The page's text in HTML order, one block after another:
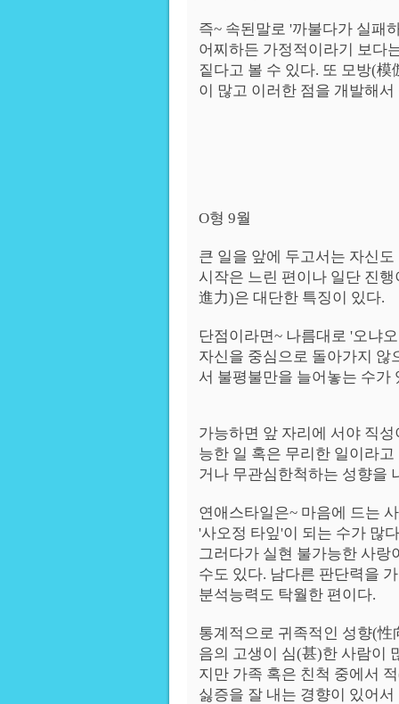
즉~ 속된말로 '까불다가 실패
어찌하든 가정적이라기 보다
짙다고 볼 수 있다. 또 모방(
이 많고 이러한 점을 개발해
O형 9월
큰 일을 앞에 두고서는 자신
시작은 느린 편이나 일단 진
進力)은 대단한 특징이 있다.
단점이라면~ 나름대로 '오냐
자신을 중심으로 돌아가지
서 불평불만을 늘어놓는 수가
가능하면 앞 자리에 서야 직
능한 일 혹은 무리한 일이라
거나 무관심한척하는 성향을
연애스타일은~ 마음에 드는
'사오정 타잎'이 되는 수가 많
그러다가 실현 불가능한 사랑
수도 있다. 남다른 판단력을
분석능력도 탁월한 편이다.
통계적으로 귀족적인 성향(
음의 고생이 심(甚)한 사람이
지만 가족 혹은 친척 중에서
싫증을 잘 내는 경향이 있어